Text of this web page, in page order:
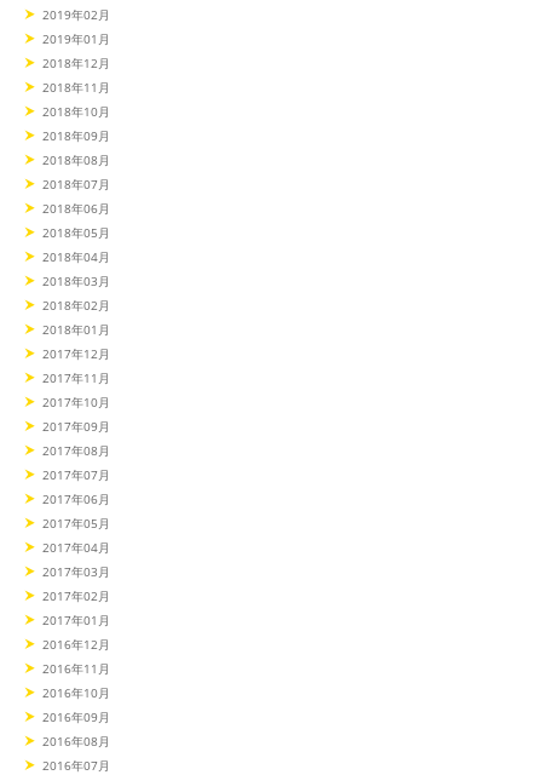
2019年02月
2019年01月
2018年12月
2018年11月
2018年10月
2018年09月
2018年08月
2018年07月
2018年06月
2018年05月
2018年04月
2018年03月
2018年02月
2018年01月
2017年12月
2017年11月
2017年10月
2017年09月
2017年08月
2017年07月
2017年06月
2017年05月
2017年04月
2017年03月
2017年02月
2017年01月
2016年12月
2016年11月
2016年10月
2016年09月
2016年08月
2016年07月